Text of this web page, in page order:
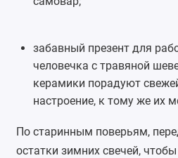
забавный презент для
человечка с травяной
керамики порадуют
настроение, к тому же их
По старинным поверьям,
остатки зимних свечей,